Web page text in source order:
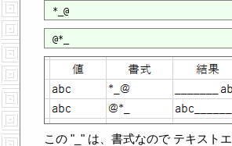
この "_" は、書式なので テキスト